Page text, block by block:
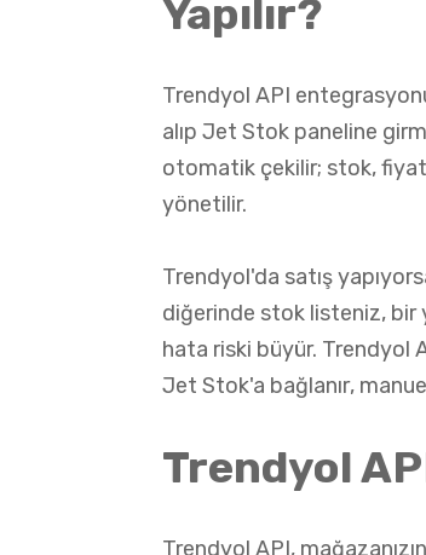
Yapılır?
Trendyol API
alıp Jet Stok paneline
otomatik çekilir; stok,
yönetilir.
Trendyol'da satış
diğerinde stok listeniz, bir
hata riski büyür. Trendyol
Jet Stok'a bağlanır,
Trendyol
Trendyol API,